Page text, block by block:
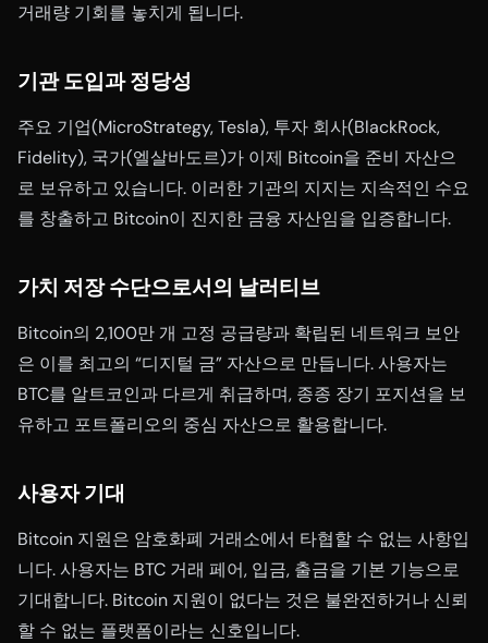
거래량 기회를 놓치게 됩니다.
기관 도입과 정당성
주요 기업(MicroStrategy, Tesla), 투자 회사(BlackRock,
Fidelity), 국가(엘살바도르)가 이제 Bitcoin을 준비 자산으
로 보유하고 있습니다. 이러한 기관의 지지는 지속적인 수요
를 창출하고 Bitcoin이 진지한 금융 자산임을 입증합니다.
가치 저장 수단으로서의 날러티브
Bitcoin의 2,100만 개 고정 공급량과 확립된 네트워크 보안
은 이를 최고의 “디지털 금” 자산으로 만듭니다. 사용자는
BTC를 알트코인과 다르게 취급하며, 종종 장기 포지션을 보
유하고 포트폴리오의 중심 자산으로 활용합니다.
사용자 기대
Bitcoin 지원은 암호화폐 거래소에서 타협할 수 없는 사항입
니다. 사용자는 BTC 거래 페어, 입금, 출금을 기본 기능으로
기대합니다. Bitcoin 지원이 없다는 것은 불완전하거나 신뢰
할 수 없는 플랫폼이라는 신호입니다.